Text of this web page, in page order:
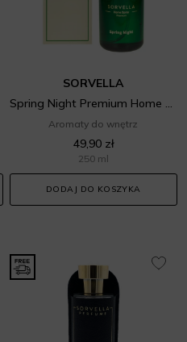
SORVELLA
Aromaty do wnętrz
49,90 zł
250 ml
DODAJ DO KOSZYKA